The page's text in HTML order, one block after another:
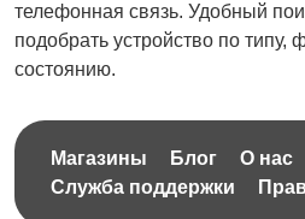
телефонная связь. Удобный
подобрать устройство по типу,
состоянию.
Магазины Блог
О нас
Служба поддержки